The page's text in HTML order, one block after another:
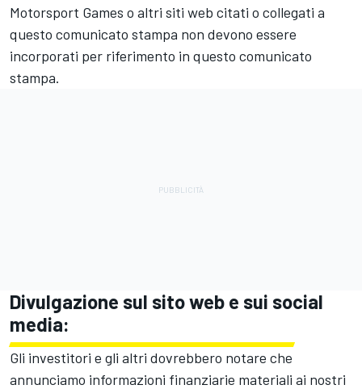
Motorsport Games o altri siti web citati o collegati a
questo comunicato stampa non devono essere
incorporati per riferimento in questo comunicato
stampa.
Divulgazione sul sito web e sui social
media:
Gli investitori e gli altri dovrebbero notare che
annunciamo informazioni finanziarie materiali ai nostri